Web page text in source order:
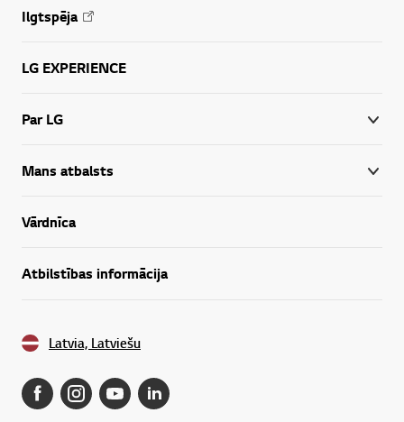
Ilgtspēja
LG EXPERIENCE
Par LG
Mans atbalsts
Vārdnīca
Atbilstības informācija
Latvia, Latviešu